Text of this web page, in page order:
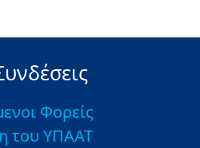
Φορείς
του ΥΠΑΑΤ